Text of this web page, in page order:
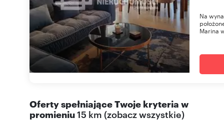
Na
Marina
Oferty spełniające Twoje kryteria w
promieniu15 km (zobacz wszystkie)